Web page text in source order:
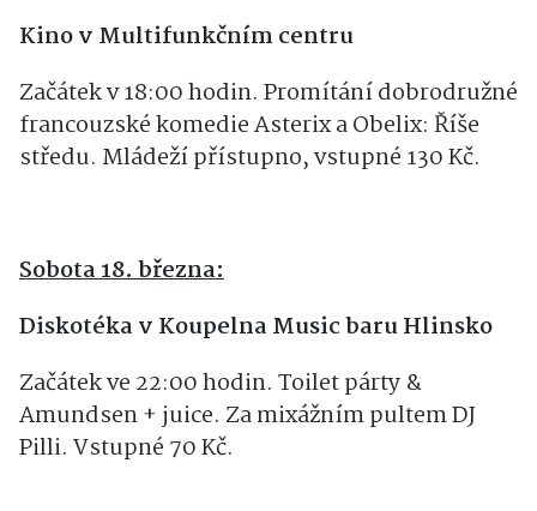
Kino v Multifunkčním centru
Začátek v 18:00 hodin. Promítání dobrodružné
francouzské komedie Asterix a Obelix: Říše
středu. Mládeží přístupno, vstupné 130 Kč.
Sobota 18. března:
Diskotéka v Koupelna Music baru Hlinsko
Začátek ve 22:00 hodin. Toilet párty &
Amundsen + juice. Za mixážním pultem DJ
Pilli. Vstupné 70 Kč.